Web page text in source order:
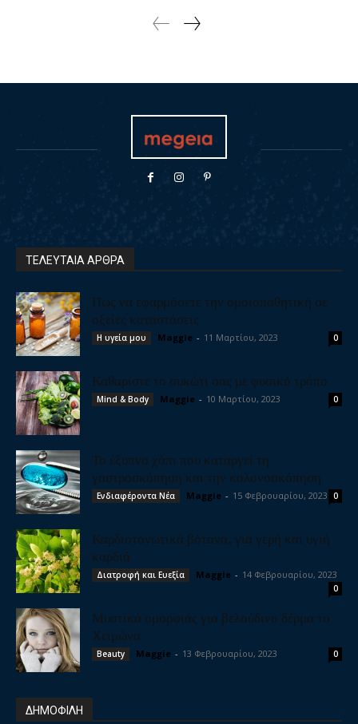
ΤΕΛΕΥΤΑΙΑ ΑΡΘΡΑ
Πως να εφαρμόσετε την ομοιοπαθητική σε
οξείες καταστάσεις
Η υγεία μου Maggie - 11 Μαρτίου, 2023 0
Καθαρίστε το συκώτι σας με φυσικό τρόπο
Mind & Body Maggie - 10 Μαρτίου, 2023 0
Το έξυπνο χάπι που καταργεί τη
γαστροσκόπηση και την κολονοσκόπηση
Ενδιαφέροντα Νέα Maggie - 15 Φεβρουαρίου, 2023 0
Καρδιοτονωτικά βότανα, για γερή και υγιή
καρδιά
Διατροφή και Ευεξία Maggie - 14 Φεβρουαρίου, 2023
0
Μυστικά ομορφιάς για βελούδινο δέρμα το
Χειμώνα
Beauty Maggie - 13 Φεβρουαρίου, 2023 0
ΔΗΜΟΦΙΛΗ